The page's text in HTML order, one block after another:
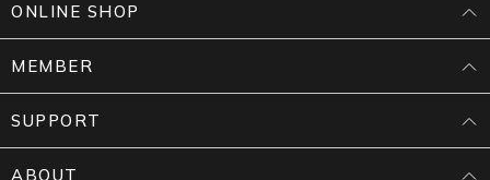
ONLINE SHOP
MEMBER
SUPPORT
ABOUT